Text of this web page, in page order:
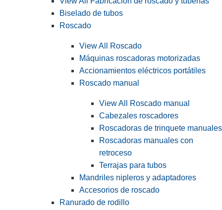
Biselado de tubos
Roscado
View All Roscado
Máquinas roscadoras motorizadas
Accionamientos eléctricos portátiles
Roscado manual
View All Roscado manual
Cabezales roscadores
Roscadoras de trinquete manuales
Roscadoras manuales con
retroceso
Terrajas para tubos
Mandriles nipleros y adaptadores
Accesorios de roscado
Ranurado de rodillo